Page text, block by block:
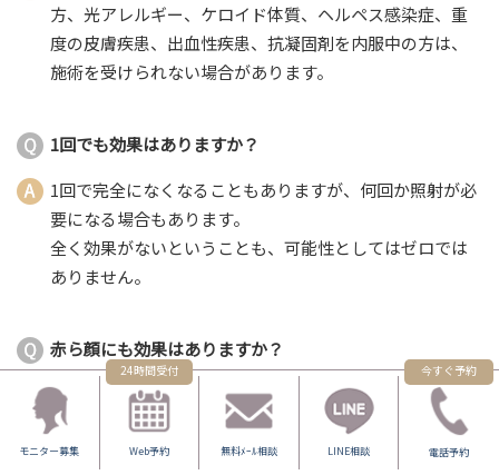
方、光アレルギー、ケロイド体質、ヘルペス感染症、重
度の皮膚疾患、出血性疾患、抗凝固剤を内服中の方は、
施術を受けられない場合があります。
1回でも効果はありますか？
1回で完全になくなることもありますが、何回か照射が必
要になる場合もあります。
全く効果がないということも、可能性としてはゼロでは
ありません。
赤ら顔にも効果はありますか？
YAGレーザーの1ショットあたりの径は3ミリ程度と小さい
ので、広い範囲への照射は向いていません。
赤ら顔の治療にはIPLがオススメです。
モニター募集
24時間受付
Web予約 無料ﾒｰﾙ相談 LINE相談
今すぐ予約
電話予約